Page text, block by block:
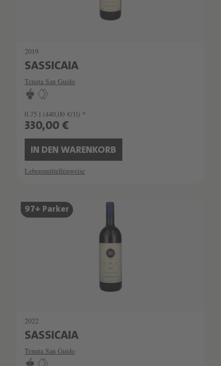
2019
SASSICAIA
Tenuta San Guido
0.75 l (440,00 €/1l) *
330,00 €
IN DEN WARENKORB
Lebensmittelhinweise
SCHATZKAMMER
SEHR LIMITIERT
97+ Parker
2022
SASSICAIA
Tenuta San Guido